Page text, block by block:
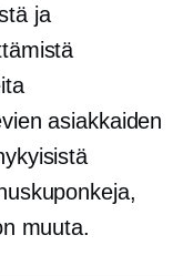
ja
asiakkaiden
muuta.